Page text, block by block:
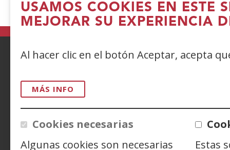
USAMOS COOKIES EN ESTE
MEJORAR SU EXPERIENCIA
Al hacer clic en el botón Aceptar, acepta
MÁS INFO
Cookies necesarias
Algunas cookies son necesarias
Estas
CONTACTO
Siguenos en: Facebook
(Abre
Twitter
(Abre(Abre